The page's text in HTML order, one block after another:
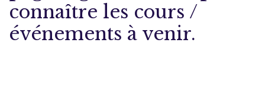
connaître les cours /
événements à venir.